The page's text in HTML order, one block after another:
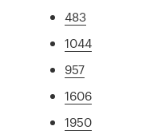
483
1044
957
1606
1950